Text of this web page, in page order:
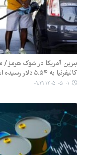
بنزین آمریکا در شوک هرمز
کالیفرنیا به ۵.۵۴ دلار رسیده است
۱۴۰۵-۰۵-۰۱ ۰۹:۲۹